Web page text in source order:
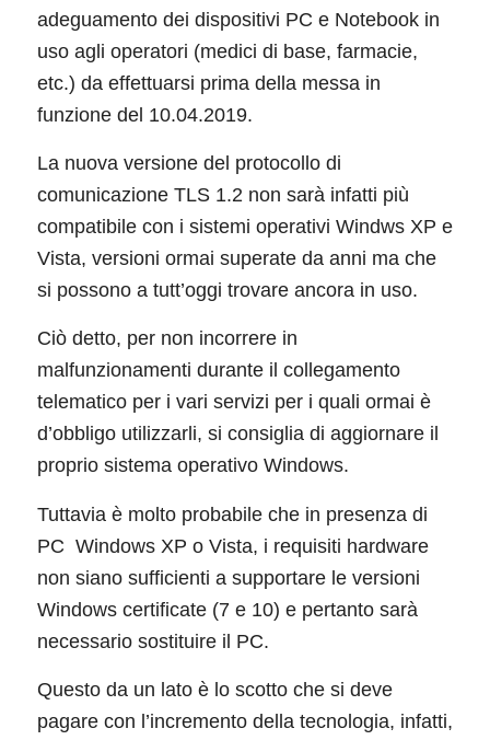
adeguamento dei dispositivi PC e Notebook in
uso agli operatori (medici di base, farmacie,
etc.) da effettuarsi prima della messa in
funzione del 10.04.2019.
La nuova versione del protocollo di
comunicazione TLS 1.2 non sarà infatti più
compatibile con i sistemi operativi Windws XP e
Vista, versioni ormai superate da anni ma che
si possono a tutt’oggi trovare ancora in uso.
Ciò detto, per non incorrere in
malfunzionamenti durante il collegamento
telematico per i vari servizi per i quali ormai è
d’obbligo utilizzarli, si consiglia di aggiornare il
proprio sistema operativo Windows.
Tuttavia è molto probabile che in presenza di
PC Windows XP o Vista, i requisiti hardware
non siano sufficienti a supportare le versioni
Windows certificate (7 e 10) e pertanto sarà
necessario sostituire il PC.
Questo da un lato è lo scotto che si deve
pagare con l’incremento della tecnologia, infatti,